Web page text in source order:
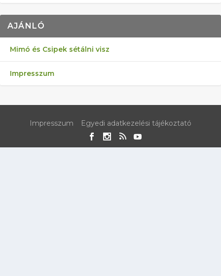
AJÁNLÓ
Mimó és Csipek sétálni visz
Impresszum
Impresszum Egyedi adatkezelési tájékoztató